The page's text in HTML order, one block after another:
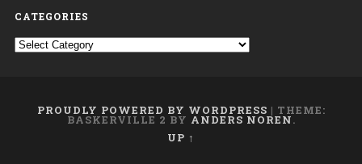
CATEGORIES
Categories
PROUDLY POWERED BY WORDPRESS | THEME:
BASKERVILLE 2 BY ANDERS NOREN.
UP ↑